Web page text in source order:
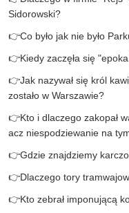
Sidorowski?
👉Co było jak nie było
👉Kiedy zaczęła się
👉Jak nazywał się król
zostało w Warszawie?
👉Kto i dlaczego zakopał
acz niespodziewanie na
👉Gdzie znajdziemy
👉Dlaczego tory
👉Kto zebrał imponującą